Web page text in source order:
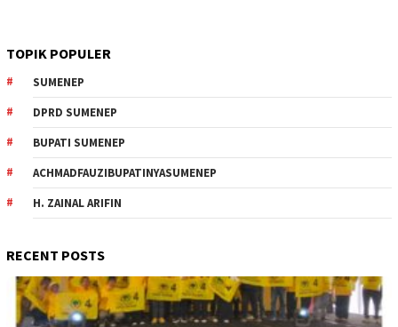
TOPIK POPULER
SUMENEP
DPRD SUMENEP
BUPATI SUMENEP
ACHMADFAUZIBUPATINYASUMENEP
H. ZAINAL ARIFIN
RECENT POSTS